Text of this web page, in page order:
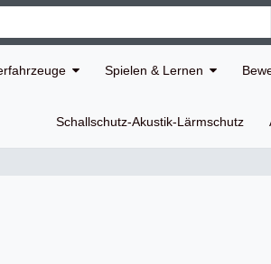
Spielen & Lernen
Schallschutz-Akustik-Lärmschutz